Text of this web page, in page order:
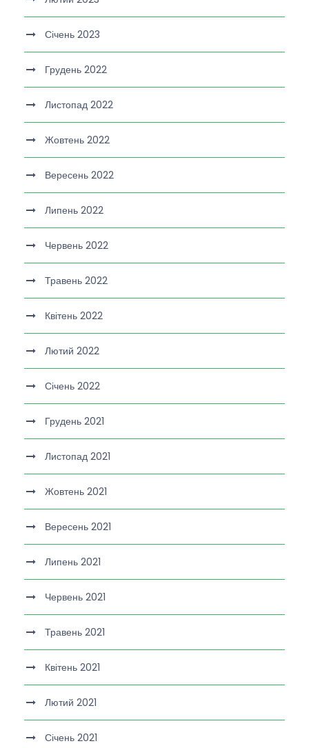
Січень 2023
Грудень 2022
Листопад 2022
Жовтень 2022
Вересень 2022
Липень 2022
Червень 2022
Травень 2022
Квітень 2022
Лютий 2022
Січень 2022
Грудень 2021
Листопад 2021
Жовтень 2021
Вересень 2021
Липень 2021
Червень 2021
Травень 2021
Квітень 2021
Лютий 2021
Січень 2021